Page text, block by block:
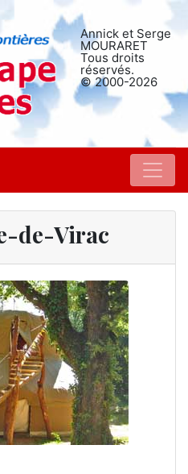
Annick et Serge
MOURARET
Tous droits
réservés.
© 2000-2026
de-Virac